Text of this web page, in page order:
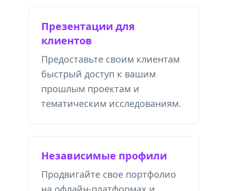
Презентации для
клиентов
Предоставьте своим клиентам
быстрый доступ к вашим
прошлым проектам и
тематическим исследованиям.
Независимые профили
Продвигайте свое портфолио